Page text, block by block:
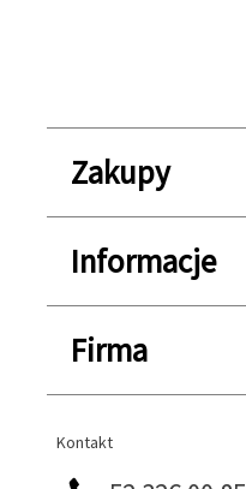
Zakupy
Informacje
Firma
Kontakt
Kontakt